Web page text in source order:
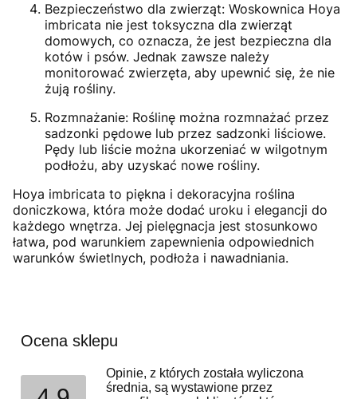
Bezpieczeństwo dla zwierząt: Woskownica Hoya
imbricata nie jest toksyczna dla zwierząt
domowych, co oznacza, że jest bezpieczna dla
kotów i psów. Jednak zawsze należy
monitorować zwierzęta, aby upewnić się, że nie
żują rośliny.
Rozmnażanie: Roślinę można rozmnażać przez
sadzonki pędowe lub przez sadzonki liściowe.
Pędy lub liście można ukorzeniać w wilgotnym
podłożu, aby uzyskać nowe rośliny.
Hoya imbricata to piękna i dekoracyjna roślina
doniczkowa, która może dodać uroku i elegancji do
każdego wnętrza. Jej pielęgnacja jest stosunkowo
łatwa, pod warunkiem zapewnienia odpowiednich
warunków świetlnych, podłoża i nawadniania.
Ocena sklepu
Opinie, z których została wyliczona
średnia, są wystawione przez